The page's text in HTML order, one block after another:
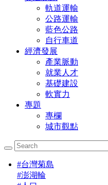
軌道運輸
公路運輸
藍色公路
自行車道
經濟發展
產業脈動
就業人才
基礎建設
軟實力
專題
專欄
城市觀點
#台灣菊島
#澎湖輪